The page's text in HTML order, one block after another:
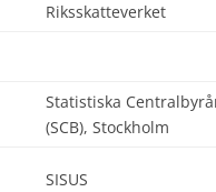
Riksskatteverket
Statistiska
(SCB), Stockholm
SISUS